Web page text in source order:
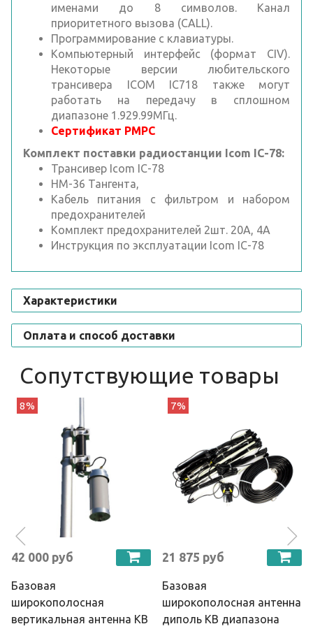
именами до 8 символов. Канал
приоритетного вызова (CALL).
Программирование с клавиатуры.
Компьютерный интерфейс (формат CIV).
Некоторые версии любительского
трансивера ICOM IC718 также могут
работать на передачу в сплошном
диапазоне 1.929.99МГц.
Сертификат РМРС
Комплект поставки радиостанции Icom IC-78:
Трансивер Icom IC-78
HM-36 Тангента,
Кабель питания с фильтром и набором
предохранителей
Комплект предохранителей 2шт. 20А, 4А
Инструкция по эксплуатации Icom IC-78
Характеристики
Оплата и способ доставки
Сопутствующие товары
8%
42 000 руб
Базовая
широкополосная
вертикальная антенна КВ
7%
21 875 руб
Базовая
широкополосная антенна
диполь КВ диапазона